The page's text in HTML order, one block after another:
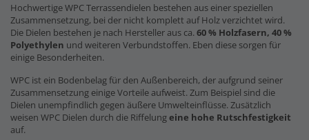
Hochwertige WPC Terrassendielen bestehen aus einer speziellen
Zusammensetzung, bei der nicht komplett auf Holz verzichtet wird.
Die Dielen bestehen je nach Hersteller aus ca. 60 % Holzfasern, 40 %
Polyethylen und weiteren Verbundstoffen. Eben diese sorgen für
einige Besonderheiten.
WPC ist ein Bodenbelag für den Außenbereich, der aufgrund seiner
Zusammensetzung einige Vorteile aufweist. Zum Beispiel sind die
Dielen unempfindlich gegen äußere Umwelteinflüsse. Zusätzlich
weisen WPC Dielen durch die Riffelungeine hohe Rutschfestigkeit
auf.